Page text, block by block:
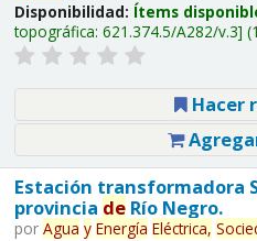
Disponibilidad: Ítems
topográfica: 621.374.5/A282/v.3
Hacer
Estación transformadora
provincia deRío Negro.
por Agua y Energía Eléctrica,